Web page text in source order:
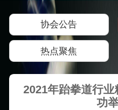
协会公告
热点聚焦
2021年跆拳道行
功